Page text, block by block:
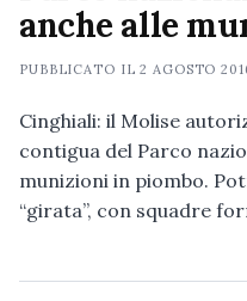
anche alle
PUBBLICATO IL2 AGOSTO
Cinghiali: il Molise
contigua del Parco
munizioni in piombo.
“girata”, con squadre